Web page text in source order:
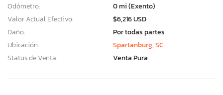
Odómetro:
0 mi (Exento)
Valor Actual Efectivo:
$6,216 USD
Daño:
Por todas partes
Ubicación:
Spartanburg, SC
Status de Venta:
Venta Pura